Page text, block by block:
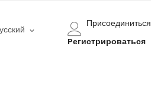
Присоединиться
Pегистрироваться
expand_more